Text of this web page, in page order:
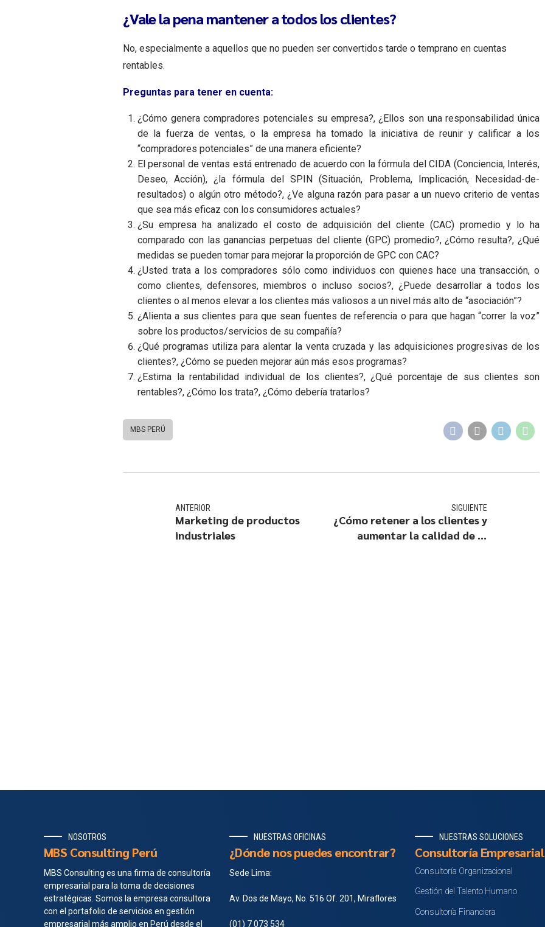
¿Vale la pena mantener a todos los clientes?
No, especialmente a aquellos que no pueden ser convertidos tarde o temprano en cuentas
rentables.
Preguntas para tener en cuenta:
¿Cómo genera compradores potenciales su empresa?, ¿Ellos son una responsabilidad única
de la fuerza de ventas, o la empresa ha tomado la iniciativa de reunir y calificar a los
“compradores potenciales” de una manera eficiente?
El personal de ventas está entrenado de acuerdo con la fórmula del CIDA (Conciencia, Interés,
Deseo, Acción), ¿la fórmula del SPIN (Situación, Problema, Implicación, Necesidad-de-
resultados) o algún otro método?, ¿Ve alguna razón para pasar a un nuevo criterio de ventas
que sea más eficaz con los consumidores actuales?
¿Su empresa ha analizado el costo de adquisición del cliente (CAC) promedio y lo ha
comparado con las ganancias perpetuas del cliente (GPC) promedio?, ¿Cómo resulta?, ¿Qué
medidas se pueden tomar para mejorar la proporción de GPC con CAC?
¿Usted trata a los compradores sólo como individuos con quienes hace una transacción, o
como clientes, defensores, miembros o incluso socios?, ¿Puede desarrollar a todos los
clientes o al menos elevar a los clientes más valiosos a un nivel más alto de “asociación”?
¿Alienta a sus clientes para que sean fuentes de referencia o para que hagan “correr la voz”
sobre los productos/servicios de su compañía?
¿Qué programas utiliza para alentar la venta cruzada y las adquisiciones progresivas de los
clientes?, ¿Cómo se pueden mejorar aún más esos programas?
¿Estima la rentabilidad individual de los clientes?, ¿Qué porcentaje de sus clientes son
rentables?, ¿Cómo los trata?, ¿Cómo debería tratarlos?
MBS PERÚ
ANTERIOR
Marketing de productos
industriales
SIGUIENTE
¿Cómo retener a los clientes y
aumentar la calidad de la
NOSOTROS
MBS Consulting Perú
MBS Consulting es una firma de consultoría
empresarial para la toma de decisiones
estratégicas. Somos la empresa consultora
con el portafolio de servicios en gestión
empresarial más amplio en Perú desde el
NUESTRAS OFICINAS
¿Dónde nos puedes encontrar?
Sede Lima:
Av. Dos de Mayo, No. 516 Of. 201, Miraflores
(01) 7 073 534
NUESTRAS SOLUCIONES
Consultoría Empresarial
Consultoría Organizacional
Gestión del Talento Humano
Consultoría Financiera